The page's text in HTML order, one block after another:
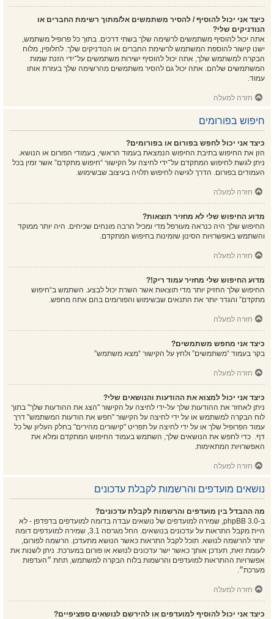
כיצד אני יכול להוסיף / להסיר משתמשים אל/מתוך רשימת החברים או
הנודניקים שלי?
אתה יכול להוסיף משתמשים לרשימה שלך בשתי דרכים. בתוך כל פרופיל משתמש,
ישנו קישור להוספת המשתמש לרשימת החברים או הנודניקים שלך. לחלופין, מלוח
הבקרה למשתמש שלך, אתה יכול להוסיף ישירות משתמשים על־ידי הזנת שמות
המשתמשים שלהם. אתה יכול גם להסיר משתמשים מהרשימה שלך בעזרת אותו
עמוד.
חזרה למעלה
חיפוש בפורומים
כיצד אני יכול לחפש בפורום או בפורומים?
הזן את החיפוש בתיבת החיפוש הנמצאת בעמוד הראשי, בעמודי הפורום או הנושא.
ניתן לגשת לחיפוש המתקדם על־ידי לחיצה על הקישור “חיפוש מתקדם” אשר זמין בכל
העמודים בפורום. הדרך לגישה לחיפוש תלויה בעיצוב שבשימוש.
חזרה למעלה
מדוע החיפוש שלי לא מחזיר תוצאות?
החיפוש שלך היה כנראה מעורפל מדי ומכיל הרבה מונחים שכיחים. היה יותר ממוקד
והשתמש באפשרויות הסינון שזמינות בחיפוש המתקדם.
חזרה למעלה
מדוע החיפוש שלי מחזיר עמוד ריק!?
החיפוש שלך החזיק יותר מדי תוצאות אשר השרת יכול לבצע. השתמש ב“חיפוש
מתקדם” והגדר יותר את התנאים שבשימוש והפורומים בהם אתה מחפש.
חזרה למעלה
כיצד אני מחפש משתמשים?
בקר בעמוד “משתמשים” ולחץ על הקישור “מצא משתמש”
חזרה למעלה
כיצד אני יכול למצוא את ההודעות והנושאים שלי?
ניתן לאחזר את ההודעות שלך על-ידי לחיצה על הקישור "הצג את ההודעות שלך" בתוך
לוח הבקרה למשתמש או על ידי לחיצה על הקישור "חפש את הודעות המשתמש" דרך
עמוד הפרופיל שלך או על ידי לחיצה על תפריט "קישורים מהירים" בחלק העליון של כל
דף. כדי לחפש את הנושאים שלך, השתמש בעמוד החיפוש המתקדם ומלא את
האפשרויות המתאימות.
חזרה למעלה
נושאים מועדפים והרשמות לקבלת עדכונים
מה ההבדל בין מועדפים והרשמות לקבלת עדכונים?
ב-phpBB 3.0, שמירה למועדפים של נושאים עבדה בדומה למועדפים בדפדפן - לא
היית מקבל התראות על עדכונים בנושאים. החל מגרסה 3.1, שמירה למועדפים דומה
יותר להרשמה לנושא. תוכל לקבל התראות כאשר הנושא מתעדכן. הרשמה לפורום,
לעומת זאת, תעדכן אותך כאשר ישר עדכונים לנושא או פורום במערכת. ניתן לשנות את
אפשרויות ההתראות למועדפים והרשמות בלוח הבקרה למשתמש, תחת ״העדפות
מערכת״.
חזרה למעלה
כיצד אני יכול להוסיף למועדפים או להירשם לנושאים ספציפיים?